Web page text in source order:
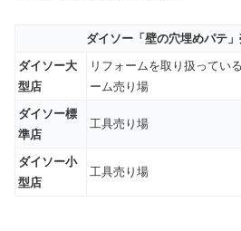
ダイソー「壁の穴埋めパテ
ダイソー大
型店
リフォームを取り扱ってい
ーム売り場
ダイソー標
準店
工具売り場
ダイソー小
型店
工具売り場